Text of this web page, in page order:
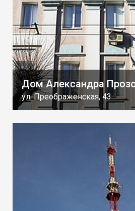
Дом Александра
ул. Преображенская, 43